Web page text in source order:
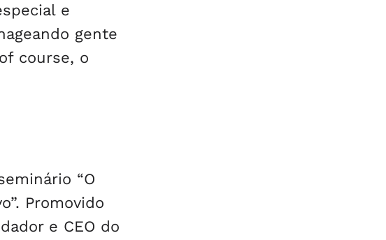
e
gente
course, o
“O
Promovido
e CEO do